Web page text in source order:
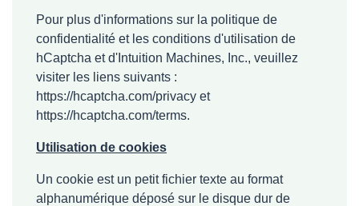
Pour plus d'informations sur la politique de
confidentialité et les conditions d'utilisation de
hCaptcha et d'Intuition Machines, Inc., veuillez
visiter les liens suivants :
https://hcaptcha.com/privacy et
https://hcaptcha.com/terms.
Utilisation de cookies
Un cookie est un petit fichier texte au format
alphanumérique déposé sur le disque dur de